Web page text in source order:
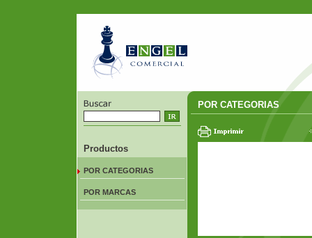
Productos
POR CATEGORIAS
POR MARCAS
POR CATEGORIAS